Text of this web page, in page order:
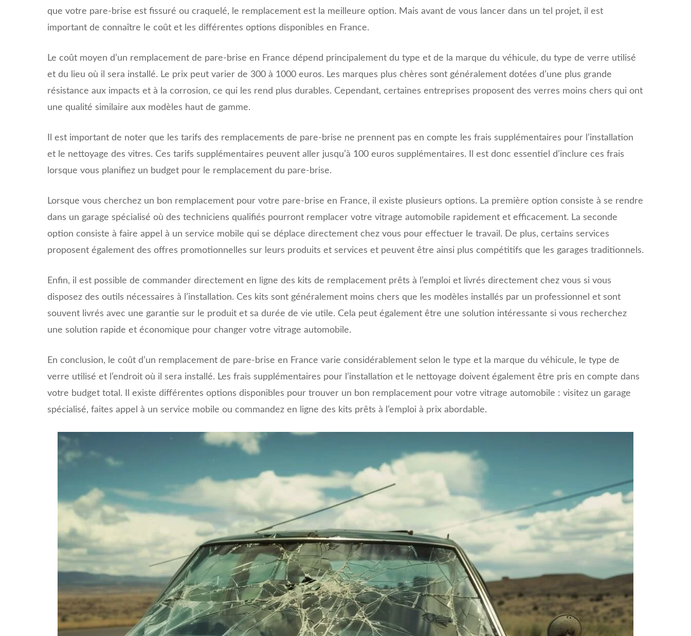
que votre pare-brise est fissuré ou craquelé, le remplacement est la meilleure option. Mais avant de vous lancer dans un tel projet, il est
important de connaître le coût et les différentes options disponibles en France.
Le coût moyen d’un remplacement de pare-brise en France dépend principalement du type et de la marque du véhicule, du type de verre utilisé
et du lieu où il sera installé. Le prix peut varier de 300 à 1000 euros. Les marques plus chères sont généralement dotées d’une plus grande
résistance aux impacts et à la corrosion, ce qui les rend plus durables. Cependant, certaines entreprises proposent des verres moins chers qui ont
une qualité similaire aux modèles haut de gamme.
Il est important de noter que les tarifs des remplacements de pare-brise ne prennent pas en compte les frais supplémentaires pour l’installation
et le nettoyage des vitres. Ces tarifs supplémentaires peuvent aller jusqu’à 100 euros supplémentaires. Il est donc essentiel d’inclure ces frais
lorsque vous planifiez un budget pour le remplacement du pare-brise.
Lorsque vous cherchez un bon remplacement pour votre pare-brise en France, il existe plusieurs options. La première option consiste à se rendre
dans un garage spécialisé où des techniciens qualifiés pourront remplacer votre vitrage automobile rapidement et efficacement. La seconde
option consiste à faire appel à un service mobile qui se déplace directement chez vous pour effectuer le travail. De plus, certains services
proposent également des offres promotionnelles sur leurs produits et services et peuvent être ainsi plus compétitifs que les garages traditionnels.
Enfin, il est possible de commander directement en ligne des kits de remplacement prêts à l’emploi et livrés directement chez vous si vous
disposez des outils nécessaires à l’installation. Ces kits sont généralement moins chers que les modèles installés par un professionnel et sont
souvent livrés avec une garantie sur le produit et sa durée de vie utile. Cela peut également être une solution intéressante si vous recherchez
une solution rapide et économique pour changer votre vitrage automobile.
En conclusion, le coût d’un remplacement de pare-brise en France varie considérablement selon le type et la marque du véhicule, le type de
verre utilisé et l’endroit où il sera installé. Les frais supplémentaires pour l’installation et le nettoyage doivent également être pris en compte dans
votre budget total. Il existe différentes options disponibles pour trouver un bon remplacement pour votre vitrage automobile : visitez un garage
spécialisé, faites appel à un service mobile ou commandez en ligne des kits prêts à l’emploi à prix abordable.